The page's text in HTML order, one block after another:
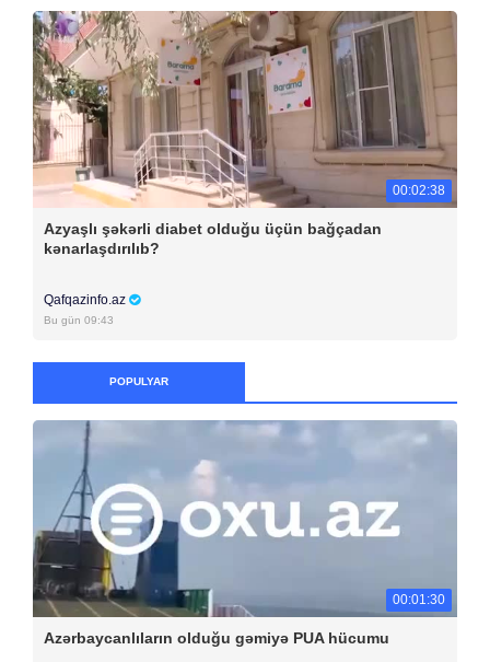
00:02:38
Azyaşlı şəkərli diabet olduğu üçün bağçadan
kənarlaşdırılıb?
Qafqazinfo.az
Bu gün 09:43
POPULYAR
00:01:30
Azərbaycanlıların olduğu gəmiyə PUA hücumu